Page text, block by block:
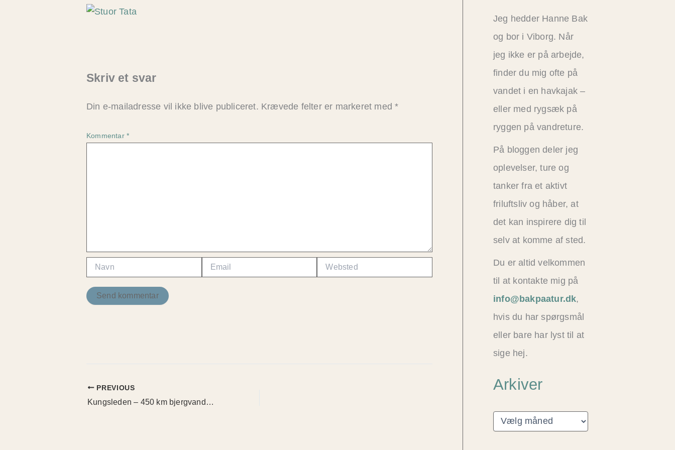
Skriv et svar
Din e-mailadresse vil ikke blive publiceret. Krævede felter er markeret med*
Kommentar *
PREVIOUS
Kungsleden – 450 km bjergvandrerute fra Abisko til Hemavan
Jeg hedder Hanne Bak
og bor i Viborg. Når
jeg ikke er på arbejde,
finder du mig ofte på
vandet i en havkajak –
eller med rygsæk på
ryggen på vandreture.
På bloggen deler jeg
oplevelser, ture og
tanker fra et aktivt
friluftsliv og håber, at
det kan inspirere dig til
selv at komme af sted.
Du er altid velkommen
til at kontakte mig på
info@bakpaatur.dk,
hvis du har spørgsmål
eller bare har lyst til at
sige hej.
Arkiver
A